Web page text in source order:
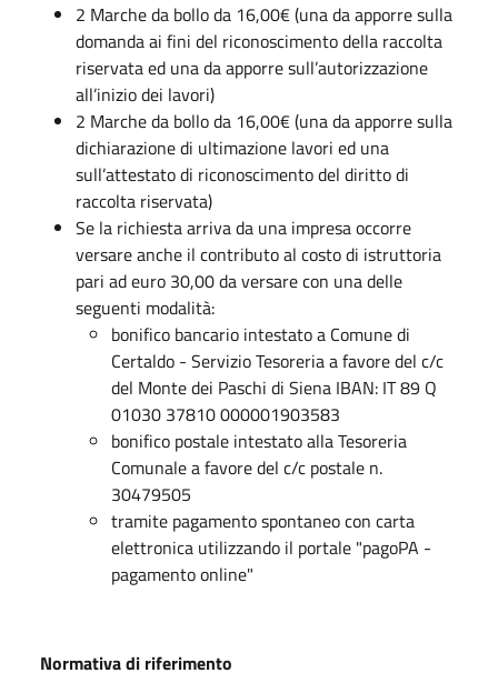
2 Marche da bollo da 16,00€ (una da apporre sulla
domanda ai fini del riconoscimento della raccolta
riservata ed una da apporre sull’autorizzazione
all’inizio dei lavori)
2 Marche da bollo da 16,00€ (una da apporre sulla
dichiarazione di ultimazione lavori ed una
sull’attestato di riconoscimento del diritto di
raccolta riservata)
Se la richiesta arriva da una impresa occorre
versare anche il contributo al costo di istruttoria
pari ad euro 30,00 da versare con una delle
seguenti modalità:
bonifico bancario intestato a Comune di
Certaldo - Servizio Tesoreria a favore del c/c
del Monte dei Paschi di Siena IBAN: IT 89 Q
01030 37810 000001903583
bonifico postale intestato alla Tesoreria
Comunale a favore del c/c postale n.
30479505
tramite pagamento spontaneo con carta
elettronica utilizzando il portale "pagoPA -
pagamento online"
Normativa di riferimento